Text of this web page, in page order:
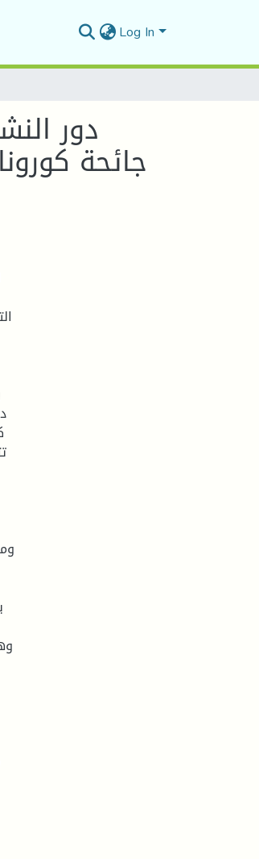
Log In
دور
جائحة كورونا كوفيد 19 دراسة ميدانية بمركز